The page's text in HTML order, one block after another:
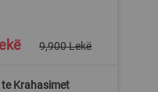
Krahasimet
9,900 Lekë